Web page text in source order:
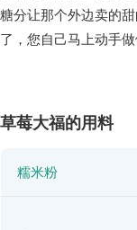
糖分让那个外边卖的
了，您自己马上动手做
草莓大福的用料
糯米粉